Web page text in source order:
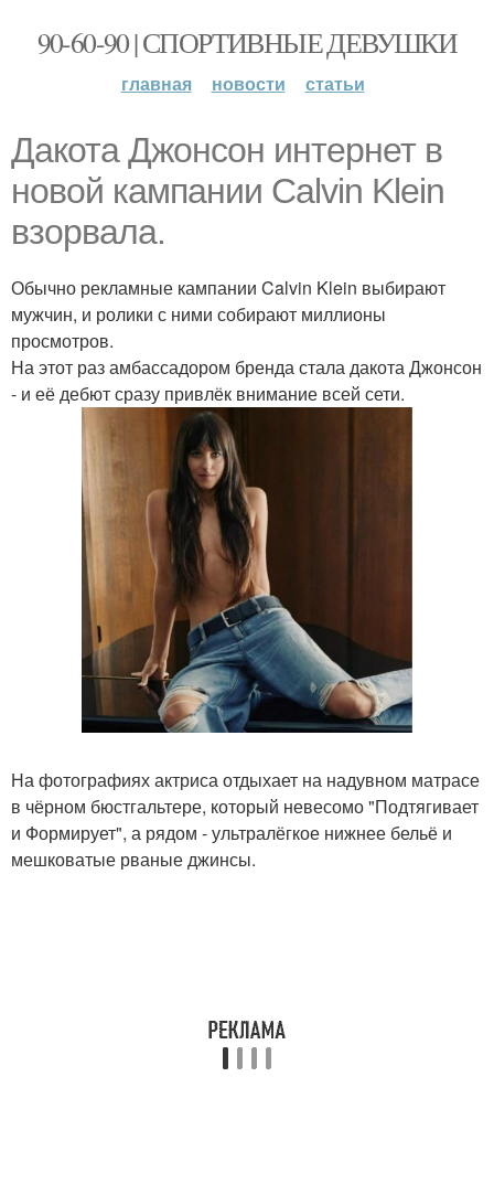
90-60-90 | СПОРТИВНЫЕ ДЕВУШКИ
главная новости статьи
Дакота Джонсон интернет в
новой кампании Calvin Klein
взорвала.
Обычно рекламные кампании Calvin Klein выбирают
мужчин, и ролики с ними собирают миллионы
просмотров.
На этот раз амбассадором бренда стала дакота Джонсон
- и её дебют сразу привлёк внимание всей сети.
На фотографиях актриса отдыхает на надувном матрасе
в чёрном бюстгальтере, который невесомо "Подтягивает
и Формирует", а рядом - ультралёгкое нижнее бельё и
мешковатые рваные джинсы.